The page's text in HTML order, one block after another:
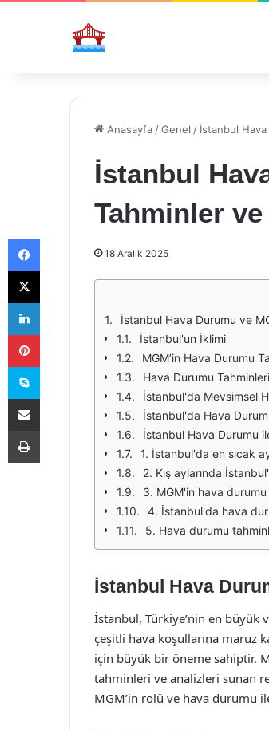
Anasayfa /Genel / İstanbul
İstanbul
Tahminler
18 Aralık 2025
İstanbul Hava Durumu ve
İstanbul'un İklimi
MGM’in Hava Durumu
Hava Durumu
İstanbul'da Mevsimsel
İstanbul'da Hava
İstanbul Hava Durumu
1. İstanbul'da en sıcak
2. Kış aylarında
3. MGM'in hava
4. İstanbul'da hava
5. Hava durumu
İstanbul Hava
İstanbul, Türkiye’nin en büyük
çeşitli hava koşullarına maruz
için büyük bir öneme sahiptir.
tahminleri ve analizleri sunan
MGM’in rolü ve hava durumu
Facebook
X
LinkedIn
Pinterest
Skype
E-Posta ile paylaş